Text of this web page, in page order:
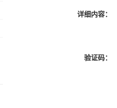
详细内容：
验证码：